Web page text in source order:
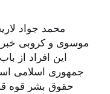
محمد جواد
موسوی و کروبی خبر
این افراد از
جمهوری اسلامی